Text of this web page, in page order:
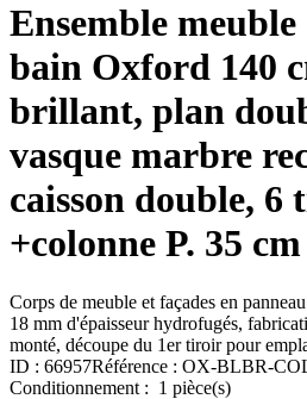
Ensemble meuble
bain Oxford 140
brillant, plan
vasque marbre
caisson double, 6
+colonne P. 35
Corps de meuble et façades en
18 mm d'épaisseur hydrofugés,
monté, découpe du 1er tiroir pour
ID : 66957Référence : OX-BLBR-
Conditionnement : 1 pièce(s)